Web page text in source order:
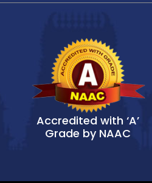
Accredited with ‘A’
Grade by NAAC